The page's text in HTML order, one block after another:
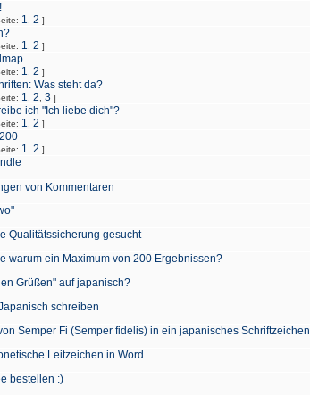
1 2 ]
1 2 ]
1 2 ]
Was steht da?
1 2 3 ]
ich "Ich liebe dich"?
1 2 ]
1 2 ]
von Kommentaren
Qualitätssicherung gesucht
warum ein Maximum von 200 Ergebnissen?
Grüßen" auf japanisch?
schreiben
Semper Fi (Semper fidelis) in ein japanisches Schriftzeichen
Leitzeichen in Word
bestellen :)